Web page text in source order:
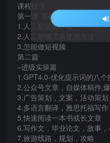
课程目录
第一课-基础篇
1.人工智能是什么
2.人工智能工具使用方法
3.怎能做短视频
第二篇
–进级实操篇
1.GPT4.0-优化提示词的八个
2.公众号文章，自媒体稿件,
3.广告策划，文案，活动策划
4.多语言翻译，雅思托福写
5.快速阅读一本书或长文章
6.写作文，毕业论文，故事
7.旅游线路，规划，攻略